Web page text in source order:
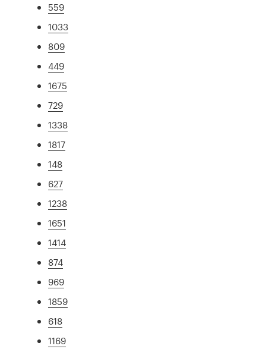
559
1033
809
449
1675
729
1338
1817
148
627
1238
1651
1414
874
969
1859
618
1169